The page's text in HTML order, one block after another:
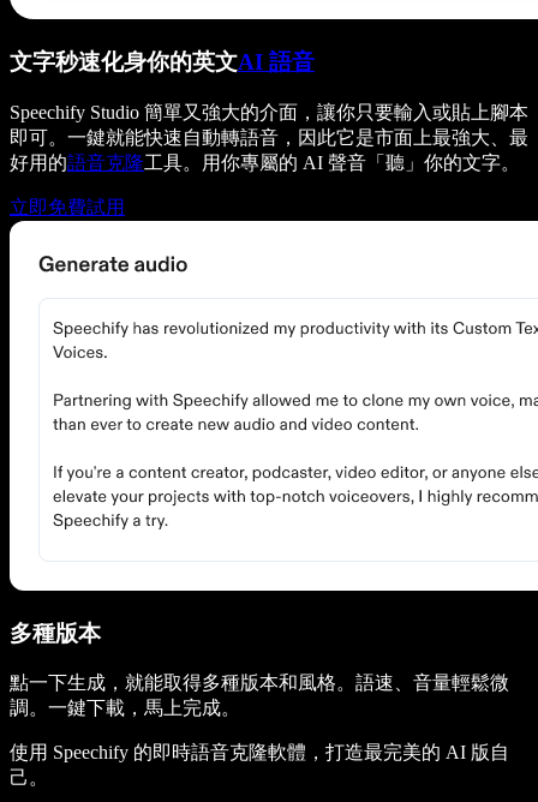
文字秒速化身你的英文AI 語音
Speechify Studio 簡單又強大的介面，讓你只要輸入或貼上腳本
即可。一鍵就能快速自動轉語音，因此它是市面上最強大、最
好用的語音克隆工具。用你專屬的 AI 聲音「聽」你的文字。
立即免費試用
多種版本
點一下生成，就能取得多種版本和風格。語速、音量輕鬆微
調。一鍵下載，馬上完成。
使用 Speechify 的即時語音克隆軟體，打造最完美的 AI 版自
己。